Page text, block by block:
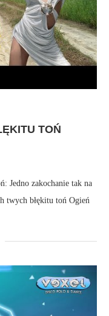
TOŃ
Jedno zakochanie tak na
twych błękitu toń Ogień